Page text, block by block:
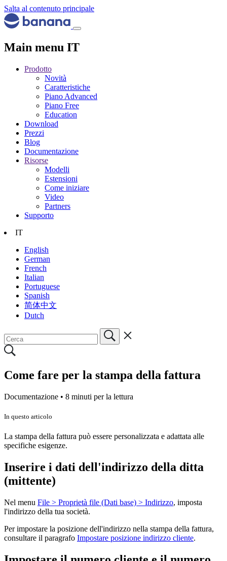
Salta al contenuto principale
Main menu IT
Prodotto
Novità
Caratteristiche
Piano Advanced
Piano Free
Education
Download
Prezzi
Blog
Documentazione
Risorse
Modelli
Estensioni
Come iniziare
Video
Partners
Supporto
IT
English
German
French
Italian
Portuguese
Spanish
简体中文
Dutch
Come fare per la stampa della fattura
Documentazione • 8 minuti per la lettura
In questo articolo
La stampa della fattura può essere personalizzata e adattata alle
specifiche esigenze.
Inserire i dati dell'indirizzo della ditta
(mittente)
Nel menu File > Proprietà file (Dati base) > Indirizzo, imposta
l'indirizzo della tua società.
Per impostare la posizione dell'indirizzo nella stampa della fattura,
consultare il paragrafo Impostare posizione indirizzo cliente.